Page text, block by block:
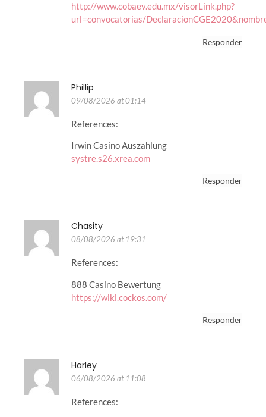
http://www.cobaev.edu.mx/visorLink.php?
url=convocatorias/
Responder
Phillip
09/08/2026 at 01:14
References:
Irwin Casino Auszahlung
systre.s26.xrea.com
Responder
Chasity
08/08/2026 at 19:31
References:
888 Casino Bewertung
https://wiki.cockos.com/
Responder
Harley
06/08/2026 at 11:08
References: